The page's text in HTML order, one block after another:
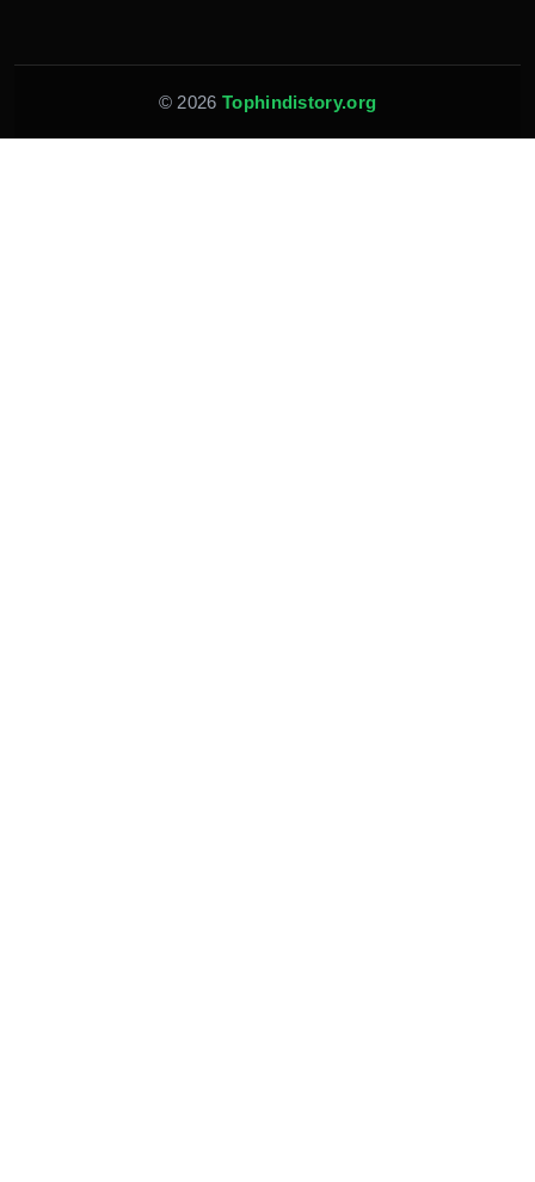
© 2026 Tophindistory.org